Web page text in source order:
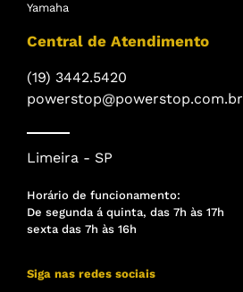
Yamaha
Central de Atendimento
(19) 3442.5420
powerstop@powerstop.com.br
Limeira - SP
Horário de funcionamento:
De segunda á quinta, das 7h às 17h
sexta das 7h às 16h
Siga nas redes sociais